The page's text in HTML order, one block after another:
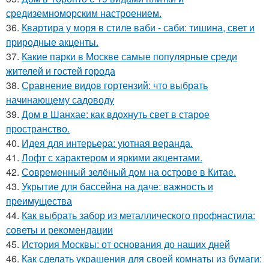
средиземноморским настроением.
36. Квартира у моря в стиле ваби - саби: тишина, свет и
природные акценты.
37. Какие парки в Москве самые популярные среди
жителей и гостей города
38. Сравнение видов гортензий: что выбрать
начинающему садоводу
39. Дом в Шанхае: как вдохнуть свет в старое
пространство.
40. Идея для интерьера: уютная веранда.
41. Лофт с характером и яркими акцентами.
42. Современный зелёный дом на острове в Китае.
43. Укрытие для бассейна на даче: важность и
преимущества
44. Как выбрать забор из металлического профнастила:
советы и рекомендации
45. История Москвы: от основания до наших дней
46. Как сделать украшения для своей комнаты из бумаги: